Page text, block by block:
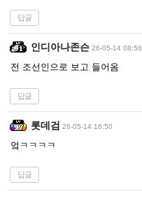
답글
인디아나존슨 26-05-14 08:56
전 조선인으로 보고 들어옴
답글
롯데검 26-05-14 16:50
엌ㅋㅋㅋㅋ
답글